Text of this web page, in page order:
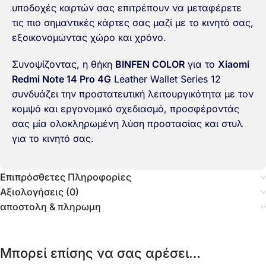
υποδοχές καρτών σας επιτρέπουν να μεταφέρετε
τις πιο σημαντικές κάρτες σας μαζί με το κινητό σας,
εξοικονομώντας χώρο και χρόνο.
Συνοψίζοντας, η θήκη BINFEN COLOR για το Xiaomi
Redmi Note 14 Pro 4G Leather Wallet Series 12
συνδυάζει την προστατευτική λειτουργικότητα με τον
κομψό και εργονομικό σχεδιασμό, προσφέροντάς
σας μία ολοκληρωμένη λύση προστασίας και στυλ
για το κινητό σας.
Επιπρόσθετες Πληροφορίες
Αξιολογήσεις (0)
αποστολη & πληρωμη
Μπορεί επίσης να σας αρέσει…